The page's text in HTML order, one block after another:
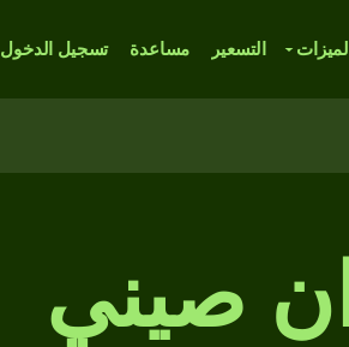
التسعير مساعدة تسجيل الدخول
صيني